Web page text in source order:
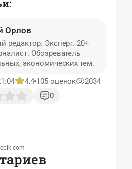
Орлов
редактор. Эксперт. 20+
Обозреватель
экономических тем.
4,4 105 оценок
2034
0